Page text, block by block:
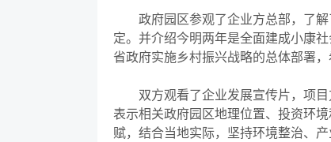
政府园区参观了企业方总部，了解
定。并介绍今明两年是全面建成小康
省政府实施乡村振兴战略的总体部署
双方观看了企业发展宣传片，项目
表示相关政府园区地理位置、投资环
赋，结合当地实际，坚持环境整治、